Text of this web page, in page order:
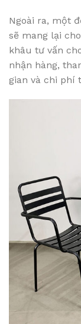
Ngoài ra, một
sẽ mang lại
khâu tư vấn
nhận hàng,
gian và chi phí